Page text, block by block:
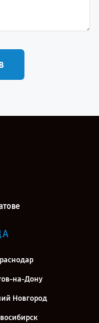
на-Дону
Новгород